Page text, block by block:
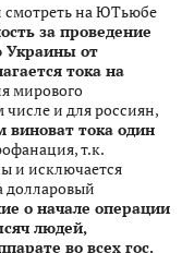
смотреть на ЮТьюбе
за проведение
Украины от
тока на
мирового
и для россиян,
виноват тока один
т.к.
и исключается
долларовый
о начале операции
людей,
во всех гос.